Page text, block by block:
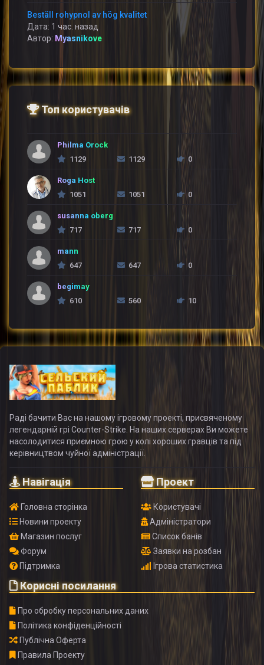
Beställ rohypnol av hög kvalitet
Дата: 1 час. назад
Автор: Myasnikove
Топ користувачів
Philma Orock
1129
1129 0
Roga Host
1051
1051 0
susanna oberg
717
717 0
mann
647
647 0
begimay
610
560 10
Раді бачити Вас на нашому ігровому проекті, присвяченому
легендарній грі Counter-Strike. На наших серверах Ви можете
насолодитися приємною грою у колі хороших гравців та під
керівництвом чуйної адміністрації.
Навігація
Головна сторінка
Новини проекту
Магазин послуг
Форум
Підтримка
Проект
Користувачі
Адміністратори
Список банів
Заявки на розбан
Ігрова статистика
Корисні посилання
Про обробку персональних даних
Політика конфіденційності
Публічна Оферта
Правила Проекту